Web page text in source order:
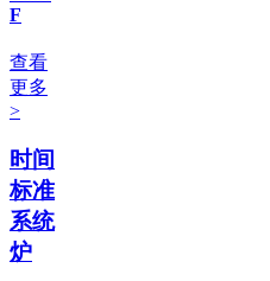
F
查看
更多
>
时间
标准
系统
炉